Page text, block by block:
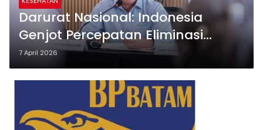
Darurat Nasional: Indonesia
Genjot Percepatan Eliminasi
Tuberkulosis Sebelum Terlambat
7 April 2026